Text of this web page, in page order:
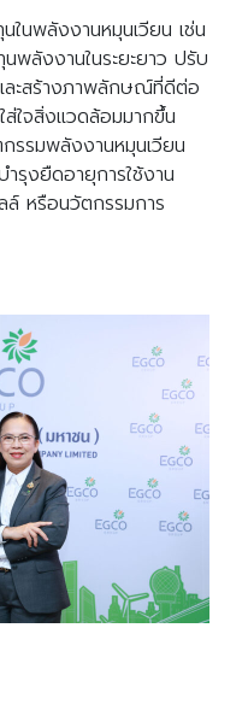
นพลังงานหมุนเวียน เช่น
พลังงานในระยะยาว ปรับ
ละสร้างภาพลักษณ์ที่ดีต่อ
ใจสิ่งแวดล้อมมากขึ้น
รรมพลังงานหมุนเวียน
รุงยืดอายุการใช้งาน
ล์ หรือนวัตกรรมการ